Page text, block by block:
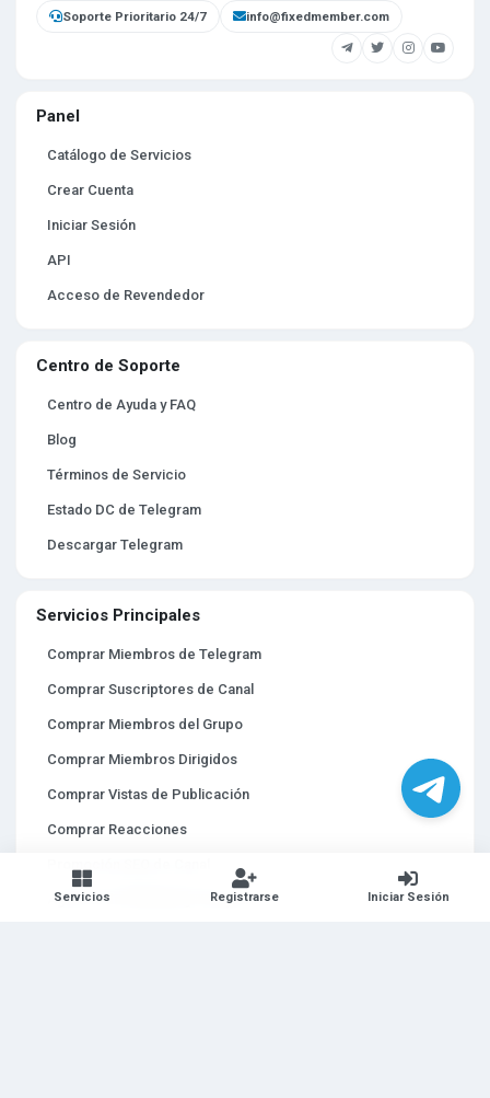
Servicios Registrarse Iniciar Sesión
Soporte Prioritario 24/7 info@fixedmember.com
Panel
Catálogo de Servicios
Crear Cuenta
Iniciar Sesión
API
Acceso de Revendedor
Centro de Soporte
Centro de Ayuda y FAQ
Blog
Términos de Servicio
Estado DC de Telegram
Descargar Telegram
Servicios Principales
Comprar Miembros de Telegram
Comprar Suscriptores de Canal
Comprar Miembros del Grupo
Comprar Miembros Dirigidos
Comprar Vistas de Publicación
Comprar Reacciones
Agencia de Marketing Telegram